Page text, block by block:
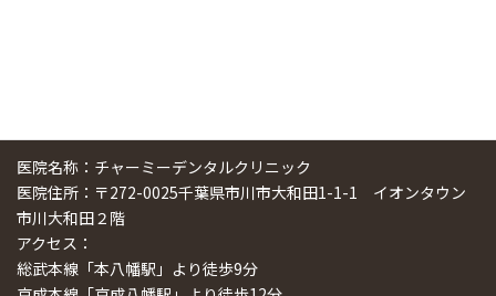
医院名称：チャーミーデンタルクリニック
医院住所：〒272-0025千葉県市川市大和田1-1-1 イオンタウン
市川大和田２階
アクセス：
総武本線「本八幡駅」より徒歩9分